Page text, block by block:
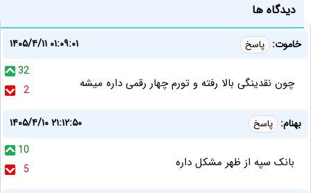
دیدگاه ها
خاموت: پاسخ
۱۴۰۵/۴/۱۱ ۰۱:۰۹:۰۱
32
2
چون نقدینگی بالا رفته و تورم چهار رقمی داره میشه
بهنام: پاسخ
۱۴۰۵/۴/۱۰ ۲۱:۱۲:۵۰
10
5
بانک سپه از ظهر مشکل داره